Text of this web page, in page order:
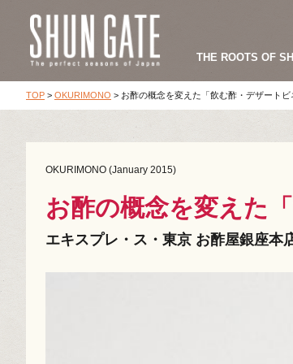
THE ROOTS OF
TOP > OKURIMONO > お酢の概念を変えた「飲む酢・デザートビ
OKURIMONO (January 2015)
お酢の概念を変えた
エキスプレ・ス・東京 お酢屋銀座本